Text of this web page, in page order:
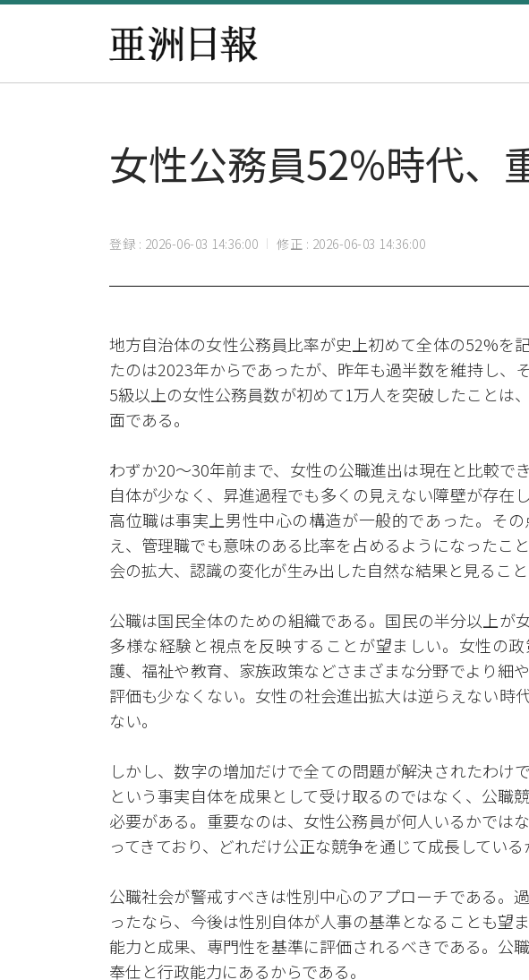
女性公務員52%時代、
登録 : 2026-06-03 14:36:00 修正 : 2026-06-03 14:36:00
地方自治体の女性公務員比率が史上初めて全体の52%を
たのは2023年からであったが、昨年も過半数を維持し、
5級以上の女性公務員数が初めて1万人を突破したことは
面である。
わずか20～30年前まで、女性の公職進出は現在と比較で
自体が少なく、昇進過程でも多くの見えない障壁が存在
高位職は事実上男性中心の構造が一般的であった。そ
え、管理職でも意味のある比率を占めるようになったこ
会の拡大、認識の変化が生み出した自然な結果と見ること
公職は国民全体のための組織である。国民の半分以上が
多様な経験と視点を反映することが望ましい。女性の
護、福祉や教育、家族政策などさまざまな分野でより細
評価も少なくない。女性の社会進出拡大は逆らえない時
ない。
しかし、数字の増加だけで全ての問題が解決されたわけ
という事実自体を成果として受け取るのではなく、公職
必要がある。重要なのは、女性公務員が何人いるかでは
ってきており、どれだけ公正な競争を通じて成長している
公職社会が警戒すべきは性別中心のアプローチである。
ったなら、今後は性別自体が人事の基準となることも望
能力と成果、専門性を基準に評価されるべきである。公
奉仕と行政能力にあるからである。